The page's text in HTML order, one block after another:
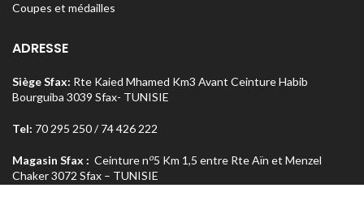
Coupes et médailles
ADRESSE
Siège Sfax: Rte Kaied Mhamed Km3 Avant Ceinture Habib
Bourguiba 3039 Sfax- TUNISIE
Tel: 70 295 250 / 74 426 222
Magasin Sfax : Ceinture no5 Km 1,5 entre Rte Aïn et Menzel
Chaker 3072 Sfax – TUNISIE